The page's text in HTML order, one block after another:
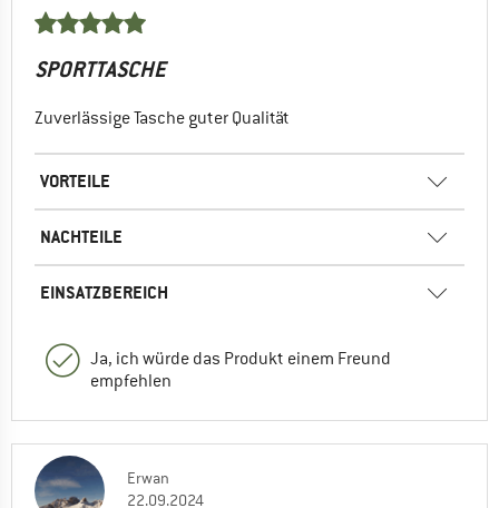
SPORTTASCHE
Zuverlässige Tasche guter Qualität
VORTEILE
NACHTEILE
EINSATZBEREICH
Ja, ich würde das Produkt einem Freund
empfehlen
Erwan
22.09.2024